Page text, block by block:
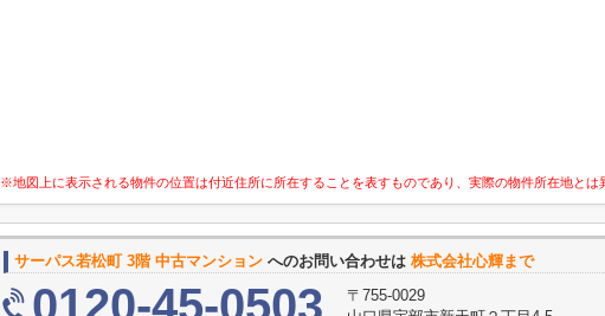
※地図上に表示される物件の位置は付近住所に所在することを表すものであり、実際の物件所在地とは
サーパス若松町 3階 中古マンション へのお問い合わせは 株式会社心輝まで
0120-45-0503
〒755-0029